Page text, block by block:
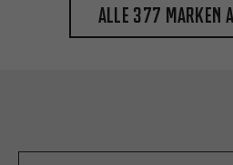
Alle 377 Marken